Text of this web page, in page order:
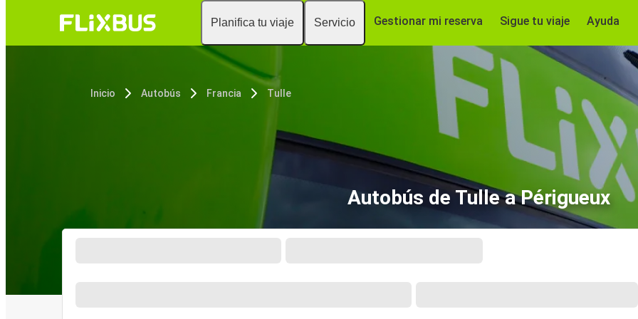
Planifica tu viaje Servicio Gestionar mi reserva Sigue tu viaje Ayuda
Inicio Autobús Francia Tulle
Autobús de Tulle a Périgueux